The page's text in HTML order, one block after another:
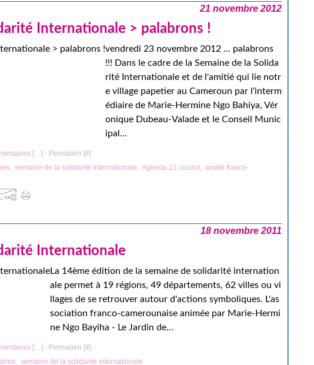
21 novembre 2012
Internationale > palabrons !
vendredi 23 novembre 2012 ... palabrons
!!! Dans le cadre de la Semaine de la Solida
rité Internationale et de l'amitié qui lie notr
e village papetier au Cameroun par l'interm
édiaire de Marie-Hermine Ngo Bahiya, Vér
onique Dubeau-Valade et le Conseil Munic
ipal...
[…] - Permalien [#]
, semaine de la solidarité internationale, Agenda 21 couzot, amitié franco-
18 novembre 2011
Internationale
La 14ème édition de la semaine de solidarité internation
ale permet à 19 régions, 49 départements, 62 villes ou vi
llages de se retrouver autour d'actions symboliques. L'as
sociation franco-camerounaise animée par Marie-Hermi
ne Ngo Bayiha - Le Jardin de...
[…] - Permalien [#]
, semaine de la solidarité internationale